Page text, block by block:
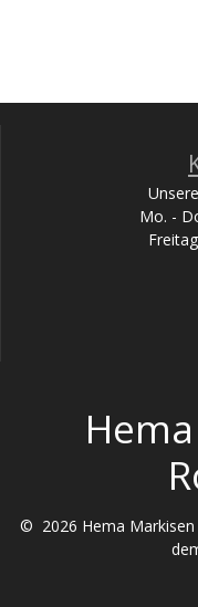
Mo. -
© 2026 Hema Markisen